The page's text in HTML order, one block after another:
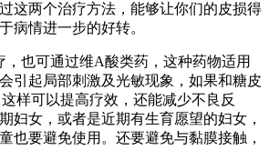
这两个治疗方法，能够让你们的皮损得
病情进一步的好转。
，也可通过维A酸类药，这种药物适用
引起局部刺激及光敏现象，如果和糖皮
样可以提高疗效，还能减少不良反
妇女，或者是近期有生育愿望的妇女，
也要避免使用。还要避免与黏膜接触，